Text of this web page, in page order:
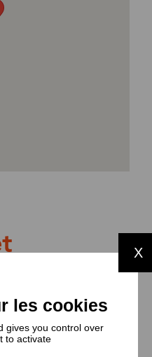
Nombre
X
gives you control over
to activate